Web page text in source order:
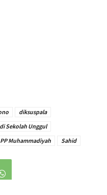
diksuspala
Sekolah Unggul
Muhammadiyah
Sahid